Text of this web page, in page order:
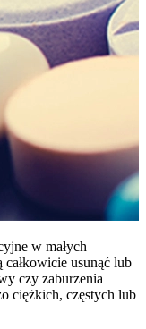
w małych
całkowicie usunąć lub
czy zaburzenia
ciężkich, częstych lub